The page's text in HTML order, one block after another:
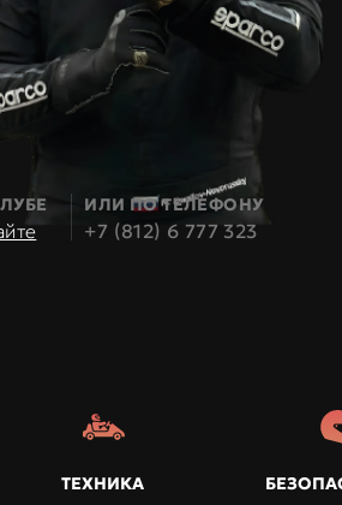
ИЛИ ПО ТЕЛЕФОНУ
+7 (812) 6 777 323
ТЕХНИКА